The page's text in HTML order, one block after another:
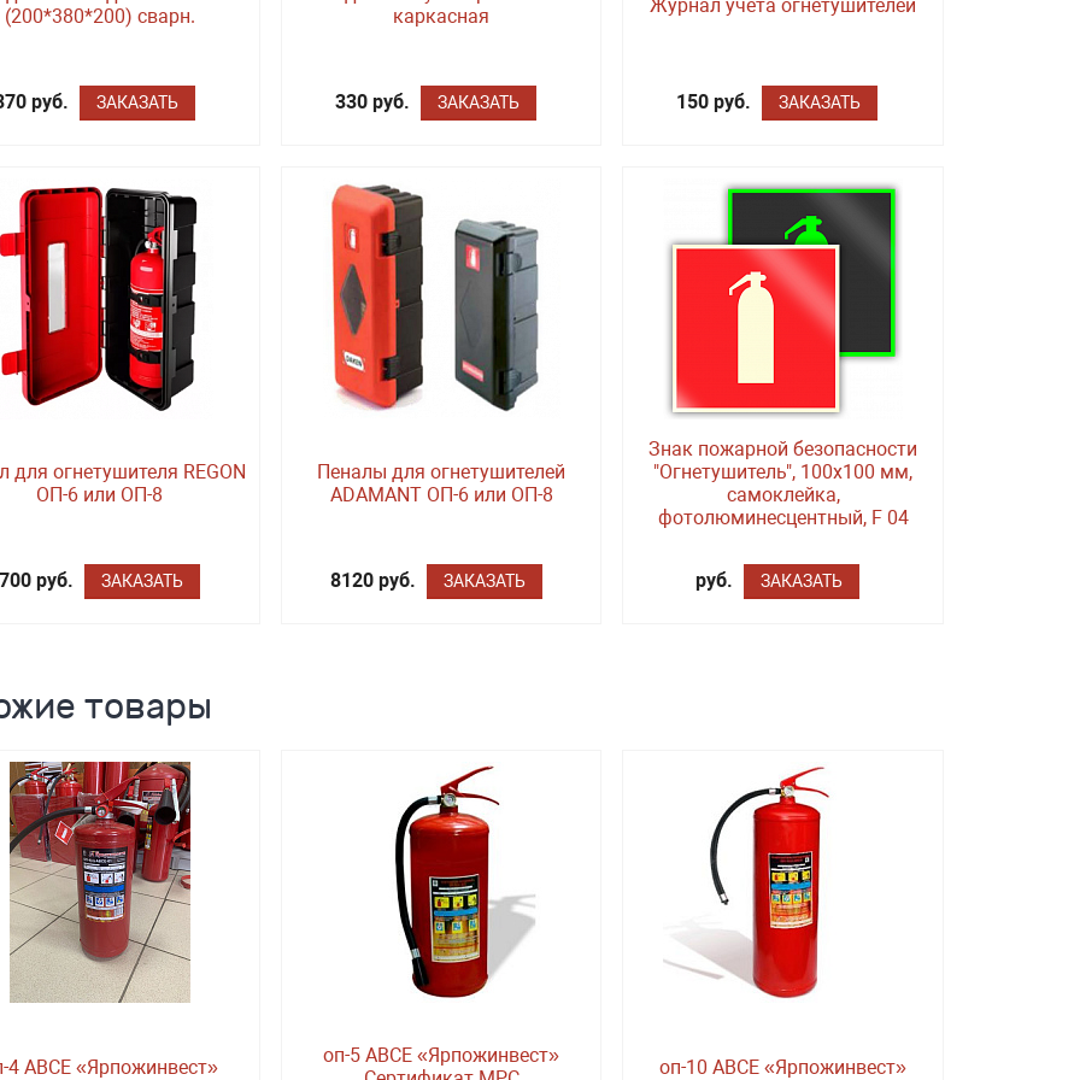
(200*380*200) сварн.
руб. ЗАКАЗАТЬ
каркасная
330 руб. ЗАКАЗАТЬ
Журнал учета огнетушителей
150 руб. ЗАКАЗАТЬ
для огнетушителя REGON
ОП-6 или ОП-8
руб. ЗАКАЗАТЬ
Пеналы для огнетушителей
ADAMANT ОП-6 или ОП-8
8120 руб. ЗАКАЗАТЬ
Знак пожарной безопасности
"Огнетушитель", 100х100 мм,
самоклейка,
фотолюминесцентный, F 04
руб. ЗАКАЗАТЬ
товары
4 ABCE «Ярпожинвест»
оп-5 ABCE «Ярпожинвест»
оп-10 ABCE «Ярпожинвест»